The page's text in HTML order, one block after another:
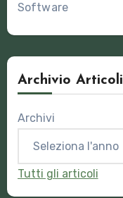
Software
Archivio Articoli
Archivi
Tutti gli articoli